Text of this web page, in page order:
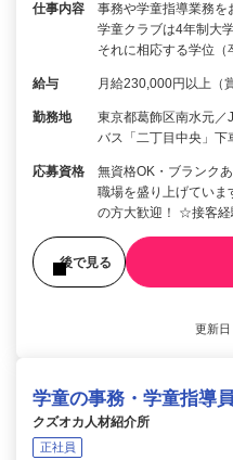
仕事内容
事務や学童指導業務
学童クラブは4年制大
それに相応する学位
給与 月給230,000円以上（
勤務地
東京都葛飾区南水元／
バス「二丁目中央」下
応募資格
無資格OK・ブランク
職場を盛り上げてい
の方大歓迎！ ☆接客
後で見る
更新
学童の事務・学童指導員
クズオカ人材紹介所
正社員